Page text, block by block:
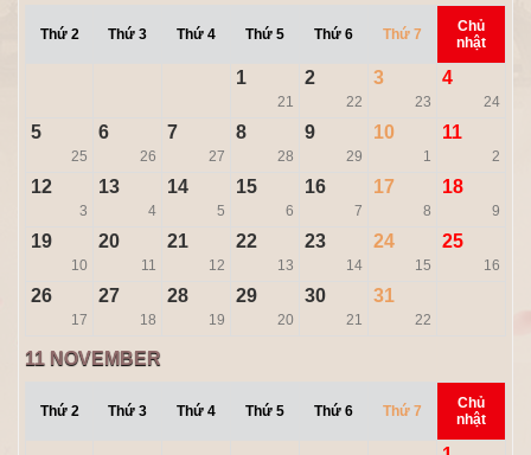
Thứ 2 Thứ 3 Thứ 4 Thứ 5 Thứ 6 Thứ 7
Chủ
nhật
1
21
2
22
3
23
4
24
5
25
6
26
7
27
8
28
9
29
10
1
11
2
12
3
13
4
14
5
15
6
16
7
17
8
18
9
19
10
20
11
21
12
22
13
23
14
24
15
25
16
26
17
27
18
28
19
29
20
30
21
31
22
11 NOVEMBER
Thứ 2 Thứ 3 Thứ 4 Thứ 5 Thứ 6 Thứ 7
Chủ
nhật